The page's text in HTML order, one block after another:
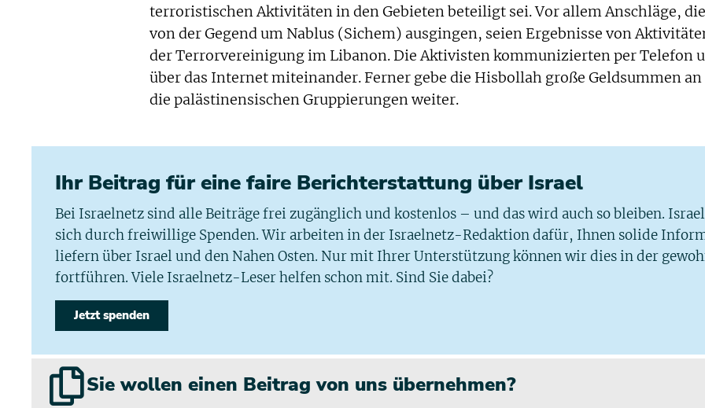
terroristischen Aktivitäten in den Gebieten beteiligt sei. Vor allem Anschläge, die
von der Gegend um Nablus (Sichem) ausgingen, seien Ergebnisse von
der Terrorvereinigung im Libanon. Die Aktivisten kommunizierten per Telefon
über das Internet miteinander. Ferner gebe die Hisbollah große Geldsummen an
die palästinensischen Gruppierungen weiter.
Ihr Beitrag für eine faire Berichterstattung über Israel
Bei Israelnetz sind alle Beiträge frei zugänglich und kostenlos – und das wird auch so bleiben.
sich durch freiwillige Spenden. Wir arbeiten in der Israelnetz-Redaktion dafür, Ihnen solide
liefern über Israel und den Nahen Osten. Nur mit Ihrer Unterstützung können wir dies in der
fortführen. Viele Israelnetz-Leser helfen schon mit. Sind Sie dabei?
Jetzt spenden
Sie wollen einen Beitrag von uns übernehmen?